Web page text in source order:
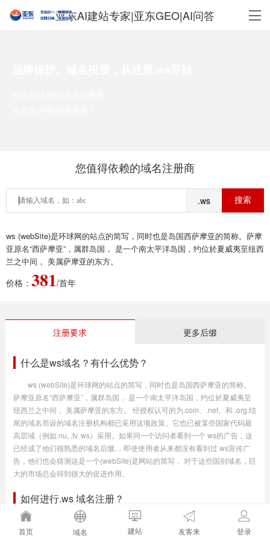
亚东AI建站专家|亚东GEO|AI问答
您值得依赖的域名注册商
.ws
ws (webSite)是环球网的站点的简写，同时也是岛国西萨摩亚的简称。萨摩
亚原名“西萨摩亚”，属群岛国， 是一个南太平洋岛国，约位於夏威夷至纽西
兰之中间， 美属萨摩亚的东方。
价格： 381/首年
注册要求 更多后缀
什么是ws域名？有什么优势？
ws (webSite)是环球网的站点的简写，同时也是岛国西萨摩亚的简称。
萨摩亚原名“西萨摩亚”，属群岛国， 是一个南太平洋岛国，约位於夏威夷至
纽西兰之中间， 美属萨摩亚的东方。 经授权认可的为.com、.net、和 .org.结
尾的域名而设的域名注册机构都已采用这项政策。它也已被某些国家代码最
高层域（例如.nu, .tv, ws）采用。如果同一个访问者看到一个 ws的广告，这
已经成了他们很熟悉的域名后缀,，即使使用者从来都没有看到过 ws宣传广
告，他们也会猜测这是一个(webSite)是网站的简写， 对于这些国别域名，巨
大的市场总会得到很大的促进作用。
如何进行.ws 域名注册？
通过我司注册可以即刻生效。
首页 域名 建站 友客来 登录